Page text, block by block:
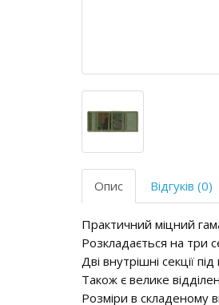
Опис Відгуків (0)
Практичний міцний
Розкладається на три
Дві внутрішні секції
Також є велике
Розміри в складеному